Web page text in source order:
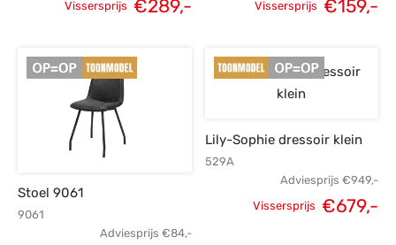
prijs was:
€399,-.
Vissersprijs €289,-
prijs is:
€289,-.
prijs was:
Vissersprijs €159,-
Stoel 9061
9061
Adviesprijs €84,-
Lily-Sophie dressoir klein
529A
Adviesprijs €949,-
Vissersprijs €679,-